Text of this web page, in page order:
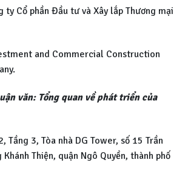
ty Cổ phần Đầu tư và Xây lắp Thương mại
and Commercial Construction
văn: Tổng quan về phát triển của
Tầng 3, Tòa nhà DG Tower, số 15 Trần
Thiện, quận Ngô Quyền, thành phố